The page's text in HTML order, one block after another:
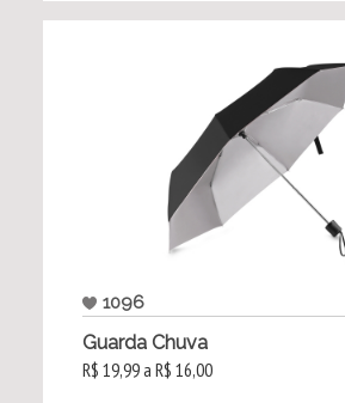
1096
Guarda Chuva
R$ 19,99 a R$ 16,00